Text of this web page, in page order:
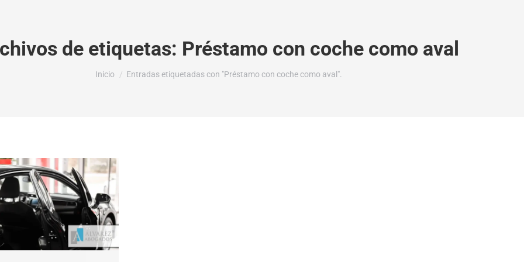
de etiquetas: Préstamo con coche como aval
Estás aquí:
Inicio Entradas etiquetadas con "Préstamo con coche como aval".